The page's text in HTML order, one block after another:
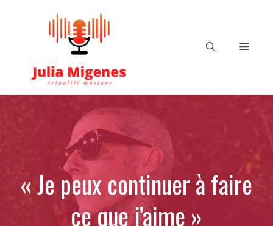
Menu
« Je peux continuer à faire
ce que j’aime »